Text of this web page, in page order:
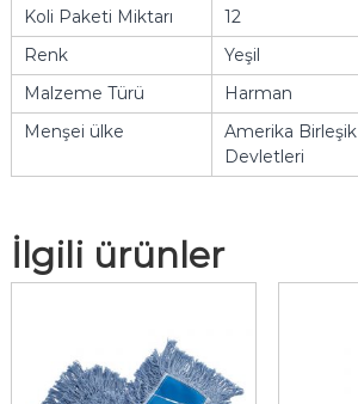
Koli Paketi Miktarı
12
Renk
Yeşil
Malzeme Türü
Harman
Menşei ülke
Amerika Birleşik
Devletleri
İlgili ürünler